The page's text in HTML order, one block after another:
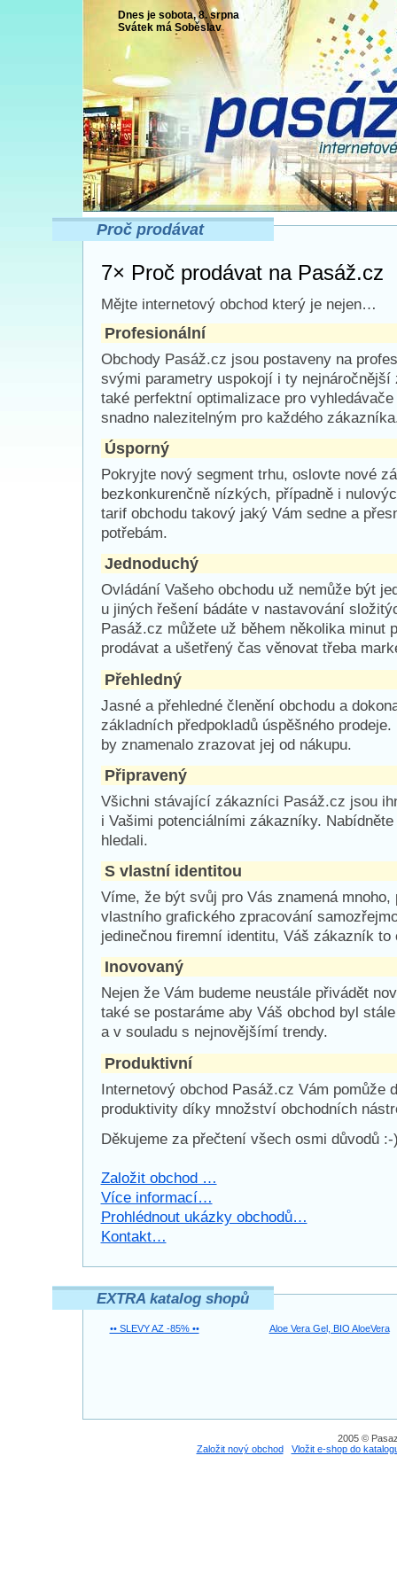
Dnes je sobota, 8. srpna
Svátek má Soběslav
Proč prodávat
7× Proč prodávat na Pasáž.cz
Mějte internetový obchod který je nejen…
Profesionální
Obchody Pasáž.cz jsou postaveny na
svými parametry uspokojí i ty nejnáročnější
také perfektní optimalizace pro
snadno nalezitelným pro každého
Úsporný
Pokryjte nový segment trhu, oslovte nové
bezkonkurenčně nízkých, případně i
tarif obchodu takový jaký Vám sedne a
potřebám.
Jednoduchý
Ovládání Vašeho obchodu už nemůže být
u jiných řešení bádáte v nastavování
Pasáž.cz můžete už během několika minut
prodávat a ušetřený čas věnovat třeba
Přehledný
Jasné a přehledné členění obchodu a
základních předpokladů úspěšného
by znamenalo zrazovat jej od nákupu.
Připravený
Všichni stávající zákazníci Pasáž.cz jsou
i Vašimi potenciálními zákazníky.
hledali.
S vlastní identitou
Víme, že být svůj pro Vás znamená
vlastního grafického zpracování
jedinečnou firemní identitu, Váš zákazník to
Inovovaný
Nejen že Vám budeme neustále přivádět
také se postaráme aby Váš obchod byl
a v souladu s nejnovějšímí trendy.
Produktivní
Internetový obchod Pasáž.cz Vám pomůže
produktivity díky množství obchodních
Děkujeme za přečtení všech osmi důvodů :-
Založit obchod …
Více informací…
Prohlédnout ukázky obchodů…
Kontakt…
EXTRA katalog shopů
•• SLEVY AZ -85% •• Aloe Vera Gel, BIO AloeVera
2005 ©
Založit nový obchod
Vložit e-shop do